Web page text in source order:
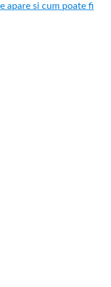
apare si cum poate fi